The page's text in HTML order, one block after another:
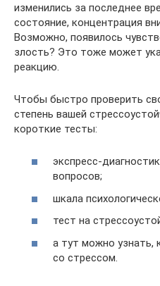
изменились за последнее
состояние, концентрация
Возможно, появилось
злость? Это тоже может
реакцию.
Чтобы быстро проверить
степень вашей
короткие тесты:
экспресс-
вопросов;
шкала
тест на
а тут можно узнать,
со стрессом.